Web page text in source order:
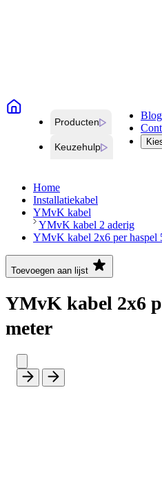
Producten
Keuzehulp
Blog
Home
Installatiekabel
YMvK kabel
YMvK kabel 2 aderig
YMvK kabel 2x6 per haspel
Toevoegen aan lijst
YMvK kabel 2x6
meter